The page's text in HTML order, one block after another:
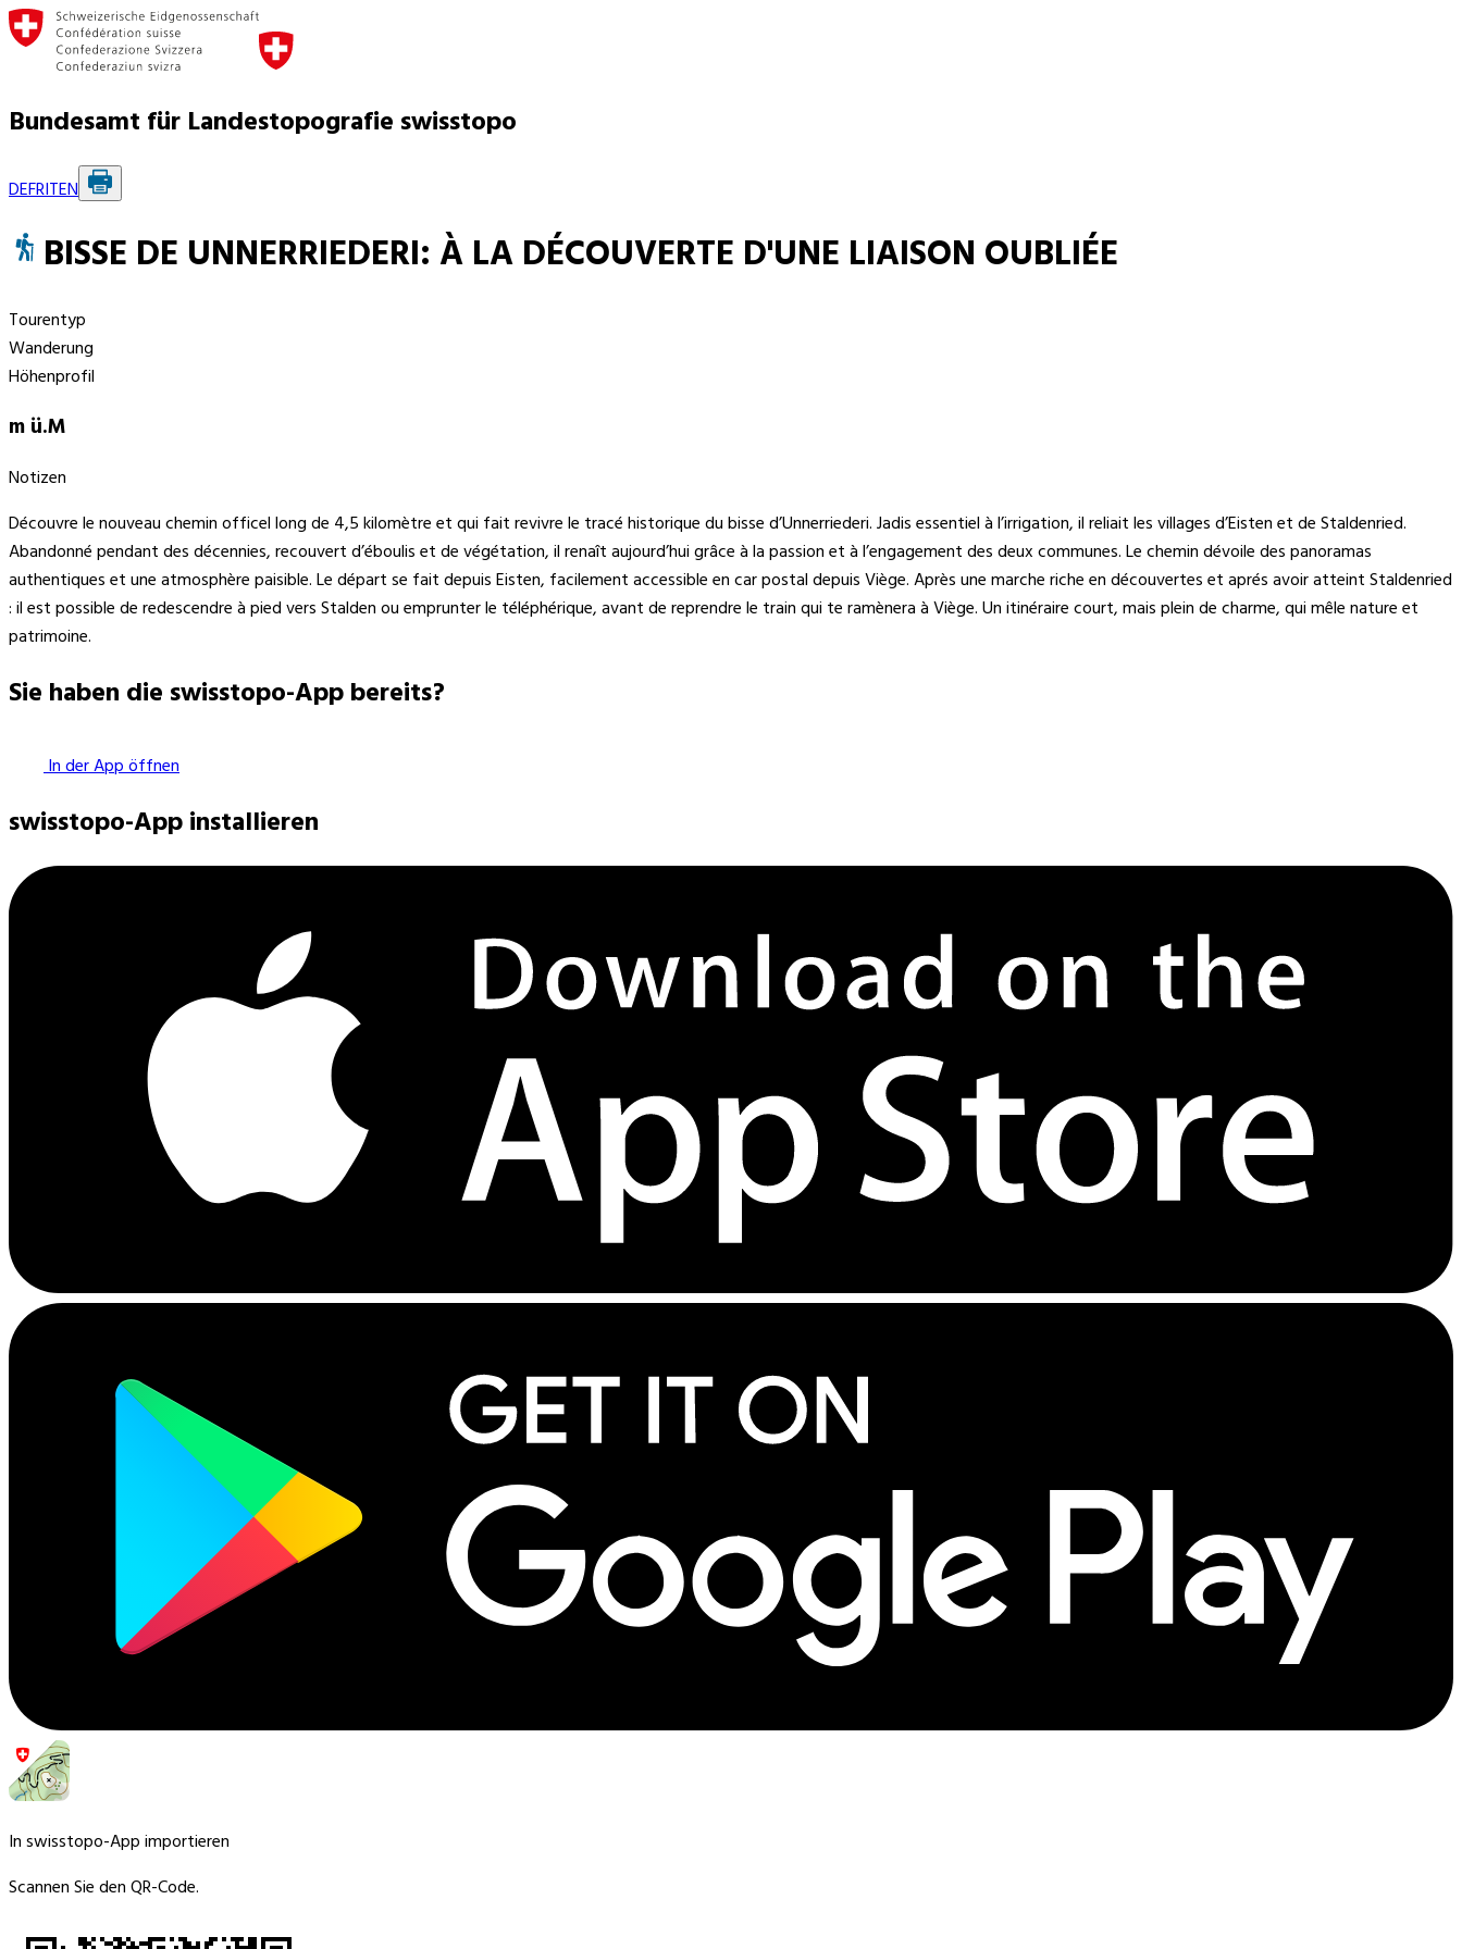
Bundesamt für Landestopografie swisstopo
DEFRITEN
BISSE DE UNNERRIEDERI: À LA DÉCOUVERTE D'UNE LIAISON OUBLIÉE
Tourentyp
Wanderung
Höhenprofil
m ü.M
Notizen
Découvre le nouveau chemin officel long de 4,5 kilomètre et qui fait revivre le tracé historique du bisse d’Unnerriederi. Jadis essentiel à l’irrigation, il reliait les villages d’Eisten et de Staldenried.
Abandonné pendant des décennies, recouvert d’éboulis et de végétation, il renaît aujourd’hui grâce à la passion et à l’engagement des deux communes. Le chemin dévoile des panoramas
authentiques et une atmosphère paisible. Le départ se fait depuis Eisten, facilement accessible en car postal depuis Viège. Après une marche riche en découvertes et aprés avoir atteint Staldenried
: il est possible de redescendre à pied vers Stalden ou emprunter le téléphérique, avant de reprendre le train qui te ramènera à Viège. Un itinéraire court, mais plein de charme, qui mêle nature et
patrimoine.
Sie haben die swisstopo-App bereits?
In der App öffnen
swisstopo-App installieren
In swisstopo-App importieren
Scannen Sie den QR-Code.